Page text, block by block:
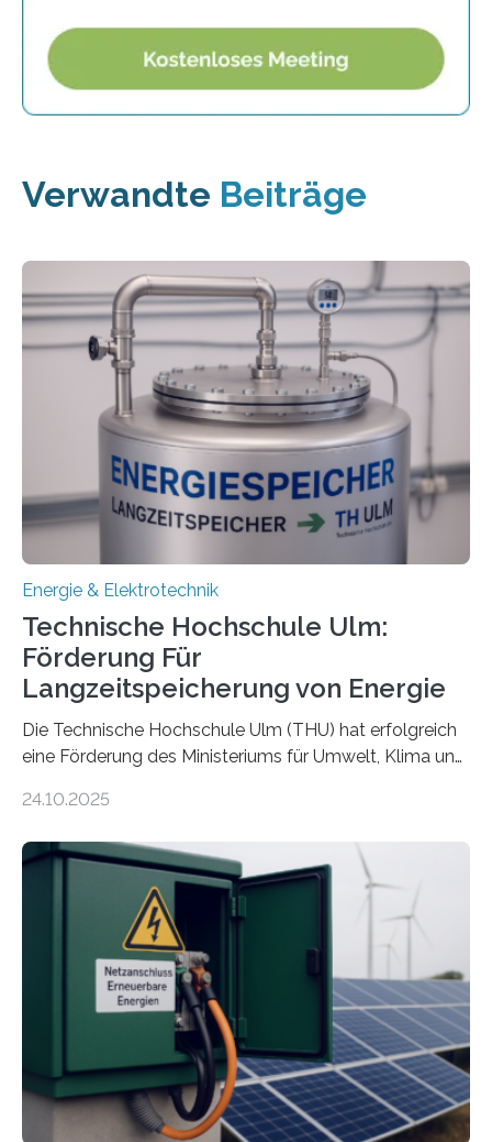
Verwandte Beiträge
Energie & Elektrotechnik
Technische Hochschule Ulm:
Förderung Für
Langzeitspeicherung von Energie
Die Technische Hochschule Ulm (THU) hat erfolgreich
eine Förderung des Ministeriums für Umwelt, Klima und
Forschungsprojekt „LAGER – Langzeitspeicherung in
Quartieren“ eingeworben. Ziel des Projekts ist die
Entwicklung, Erprobung und Demonstration von
Konzepten zur langfristigen Energiespeicherung in
sektorübergreifend vernetzten Energiesystemen. Das
Projekt startete am 15. Oktober 2025, hat eine Laufzeit
von drei Jahren und ein Gesamtvolumen von rund 2,9
Millionen Euro, wovon 2,6 Millionen Euro durch das
Ministerium für Umwelt, Klima und…
24.10.2025